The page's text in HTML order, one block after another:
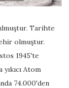
Tarihte
olmuştur.
1945'te
Atom
74.000'den